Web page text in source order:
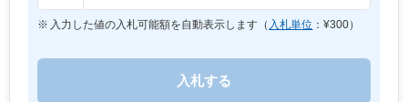
入力した値の入札可能額を自動表示します（ 入札単位 ：¥300）